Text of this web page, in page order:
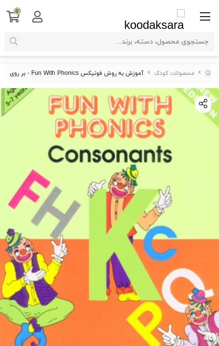
محصولات کودک آموزش به روش فونیکس Fun With Phonics - بر روی فلش
0